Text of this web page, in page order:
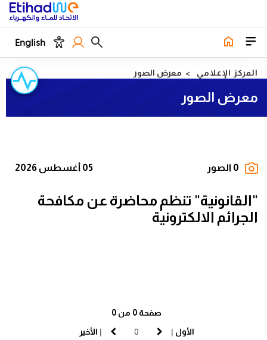
English
المركز الإعلامي معرض الصور
معرض الصور
0 الصور 05 أغسطس 2026
"القانونية" تنظم محاضرة عن مكافحة
الجرائم الالكترونية
صفحة 0 من 0
الأول |
| الأخير